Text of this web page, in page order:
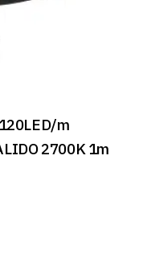
m
2700K 1m